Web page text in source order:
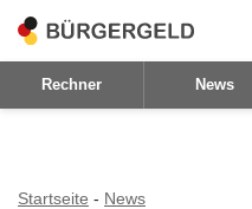
Zum
Inhalt
Rechner News
Startseite - News